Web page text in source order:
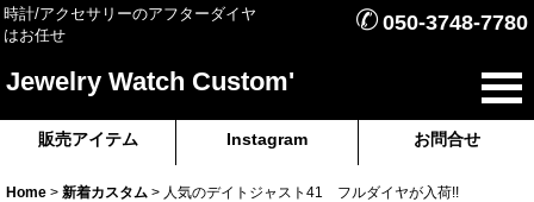
時計/アクセサリーのアフターダイヤ
はお任せ
✆ 050-3748-7780
Jewelry Watch Custom'
販売アイテム Instagram お問合せ
Home > 新着カスタム > 人気のデイトジャスト41 フルダイヤが入荷!!